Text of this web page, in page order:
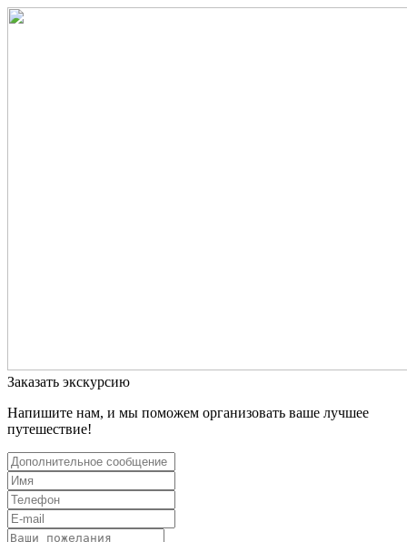
Заказать экскурсию
Напишите нам, и мы поможем организовать ваше лучшее
путешествие!